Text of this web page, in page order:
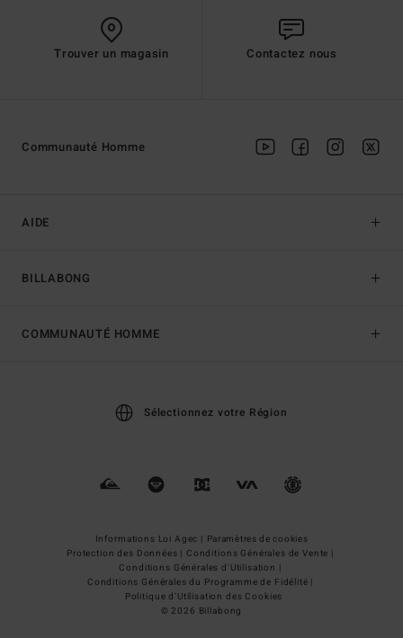
Trouver un magasin Contactez nous
AIDE
BILLABONG
Communauté Homme
COMMUNAUTÉ HOMME
Sélectionnez votre Région
Informations Loi Agec | Paramètres de cookies
Protection des Données | Conditions Générales de Vente |
Conditions Générales d'Utilisation |
Conditions Générales du Programme de Fidélité |
Politique d'Utilisation des Cookies
© 2026 Billabong